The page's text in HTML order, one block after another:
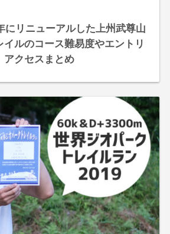
にリニューアルした上州武尊山
イルのコース難易度やエントリ
アクセスまとめ